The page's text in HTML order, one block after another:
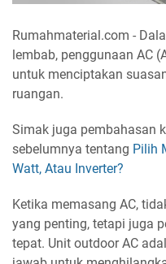
Rumahmaterial.com -
lembab, penggunaan AC
untuk menciptakan
ruangan.
Simak juga pembahasan
sebelumnya tentang Pilih
Watt, Atau Inverter?
Ketika memasang AC,
yang penting, tetapi juga
tepat. Unit outdoor AC